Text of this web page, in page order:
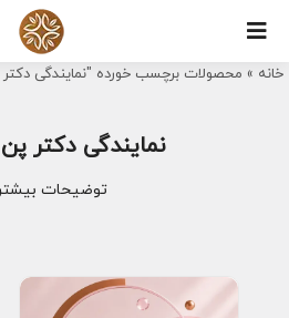
Skip
content
خانه » محصولات برچسب خورده "نمایندگی دکتر
نمایندگی دکتر
توضیحات